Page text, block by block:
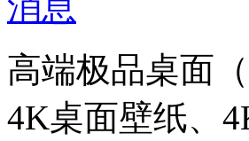
高端极品桌面
4K桌面壁纸、